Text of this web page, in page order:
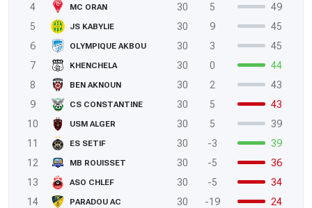
4
MC ORAN 30 5
49
5
JS KABYLIE 30 9
45
6
OLYMPIQUE AKBOU 30 3
45
7
KHENCHELA 30 0
44
8
BEN AKNOUN 30 2
43
9
CS CONSTANTINE 30 5
43
10
USM ALGER 30 5
39
11
ES SETIF 30 -3
39
12
MB ROUISSET 30 -5
36
13
ASO CHLEF 30 -5
34
14
PARADOU AC 30 -19
24